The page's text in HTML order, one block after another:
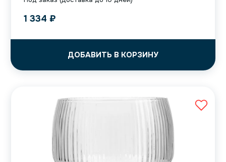
1 334 ₽
ДОБАВИТЬ В КОРЗИНУ